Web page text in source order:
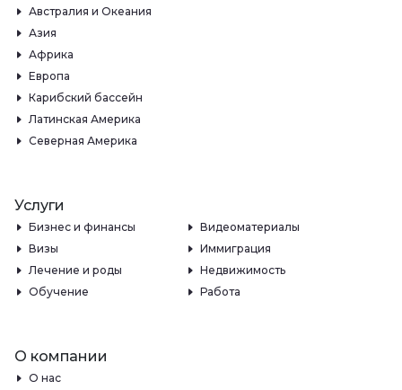
Австралия и Океания
Азия
Африка
Европа
Карибский бассейн
Латинская Америка
Северная Америка
Услуги
Бизнес и финансы
Видеоматериалы
Визы
Иммиграция
Лечение и роды
Недвижимость
Обучение
Работа
О компании
О нас